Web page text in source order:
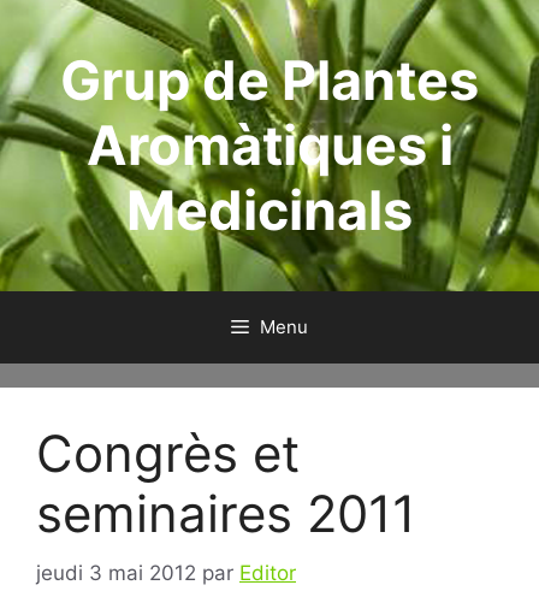
contenuGrup de Plantes
Aromàtiques i
Medicinals
Menu
Congrès et
seminaires 2011
jeudi 3 mai 2012 par Editor